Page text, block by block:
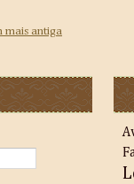
mais antiga